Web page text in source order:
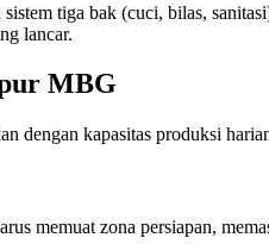
sistem tiga bak (cuci, bilas,
lancar.
MBG
dengan kapasitas produksi
memuat zona persiapan,